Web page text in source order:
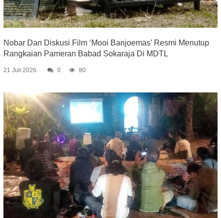
Nobar Dan Diskusi Film ‘Mooi Banjoemas’ Resmi Menutup
Rangkaian Pameran Babad Sokaraja Di MDTL
21 Juli 2026 0 80